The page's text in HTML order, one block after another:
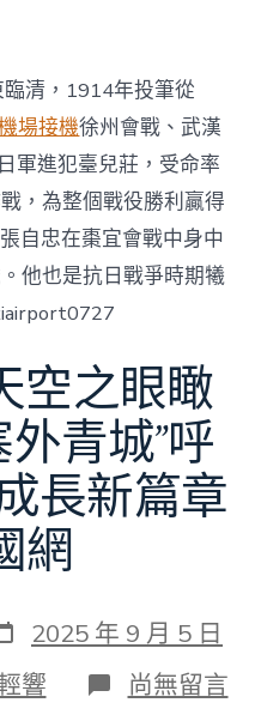
清，1914年投筆從
場接機徐州會戰、武漢
軍進犯臺兒莊，受命率
，為整個戰役勝利贏得
自忠在棗宜會戰中身中
他也是抗日戰爭時期犧
空之眼瞰
青城”呼
長新篇章
網
2025 年 9 月 5 日
響 在
〈查
尚無留言